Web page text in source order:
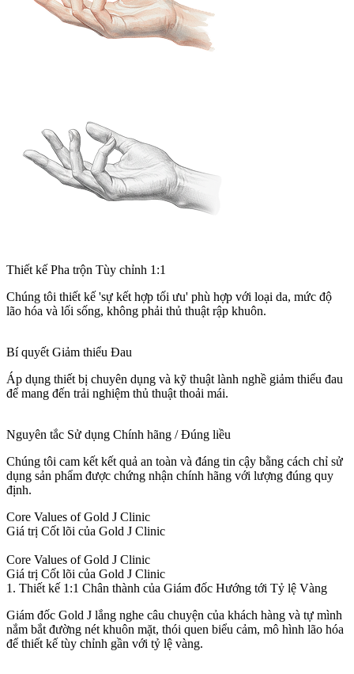
Thiết kế Pha trộn Tùy chỉnh 1:1
Chúng tôi thiết kế 'sự kết hợp tối ưu' phù hợp với loại da, mức độ
lão hóa và lối sống, không phải thủ thuật rập khuôn.
Bí quyết Giảm thiểu Đau
Áp dụng thiết bị chuyên dụng và kỹ thuật lành nghề giảm thiểu đau
để mang đến trải nghiệm thủ thuật thoải mái.
Nguyên tắc Sử dụng Chính hãng / Đúng liều
Chúng tôi cam kết kết quả an toàn và đáng tin cậy bằng cách chỉ sử
dụng sản phẩm được chứng nhận chính hãng với lượng đúng quy
định.
Core Values of Gold J Clinic
Giá trị Cốt lõi của Gold J Clinic
Core Values of Gold J Clinic
Giá trị Cốt lõi của Gold J Clinic
1. Thiết kế 1:1 Chân thành của Giám đốc Hướng tới Tỷ lệ Vàng
Giám đốc Gold J lắng nghe câu chuyện của khách hàng và tự mình
nắm bắt đường nét khuôn mặt, thói quen biểu cảm, mô hình lão hóa
để thiết kế tùy chỉnh gần với tỷ lệ vàng.